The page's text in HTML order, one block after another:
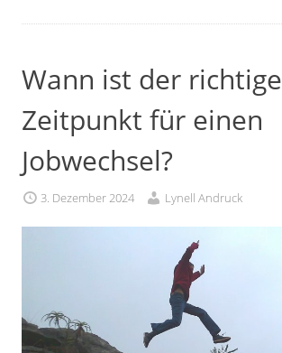
Wann ist der richtige
Zeitpunkt für einen
Jobwechsel?
3. Dezember 2024 Lynell Andruck